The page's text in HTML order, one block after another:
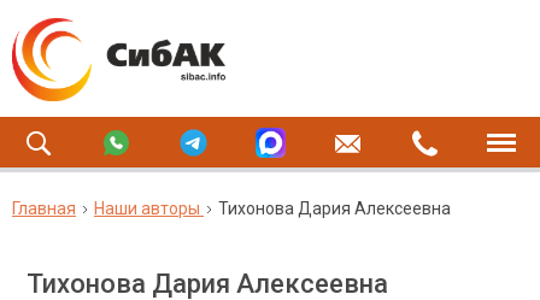
Главная Наши авторы Тихонова Дария Алексеевна
Тихонова Дария Алексеевна